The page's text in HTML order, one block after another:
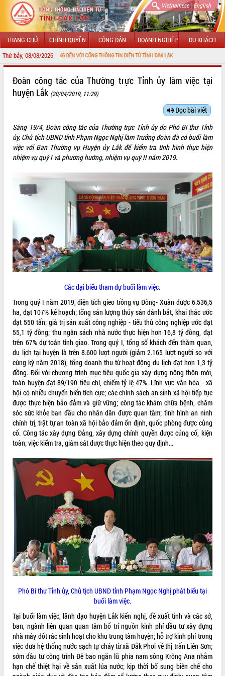
Vietnamese| English
TRANG CHỦ CHÍNH QUYỀN CÔNG DÂN DOANH NGHIỆP DU KHÁCH
Thứ bảy, 08/08/2026
CHÀO MỪNG ĐẾN VỚI CỔNG THÔNG TIN ĐIỆN TỬ TỈNH ĐẮK LẮK
LÃNH ĐẠO UBND TỈNH
SỞ, BAN, NGÀNH
UBND CÁC XÃ, PHƯỜNG
THÔNG TIN CHỈ ĐẠO ĐIỀU HÀNH
HỆ THỐNG VĂN BẢN
ĐIỂM TIN VĂN BẢN
QUY HOẠCH - KẾ HOẠCH
VIDEO
Loading the player...
Khám bệnh, cấp phát thuốc miễn phí
và tặng quà người dân xã Cư Pui
Hội nghị UBND tỉnh Đắk Lắk thường kỳ
Lễ truy tặng danh hiệu “Bà Mẹ Việt
Nam Anh hùng” và trao Huân chương
Lao động
UBND tỉnh Đắk Lắk triển khai nhiệm
vụ 6 tháng cuối năm 2026
Kỳ họp thứ Hai, Hội đồng nhân dân
quan trọng
Bí thư Tỉnh ủy Lương Nguyễn Minh
Triết thăm, tặng quà người có công với
cách mạng
Rà soát, hoàn thiện hệ thống thiết chế
ALBUM ẢNH
Đoàn công tác của Thường trực Tỉnh ủy làm việc tại
huyện Lắk (20/04/2019, 11:29)
Đọc bài viết
Sáng 19/4, Đoàn công tác của Thường trực Tỉnh ủy do Phó Bí thư Tỉnh
ủy, Chủ tịch UBND tỉnh Phạm Ngọc Nghị làm Trưởng đoàn đã có buổi làm
việc với Ban Thường vụ Huyện ủy Lắk để kiểm tra tình hình thực hiện
nhiệm vụ quý I và phương hướng, nhiệm vụ quý II năm 2019.
Các đại biểu tham dự buổi làm việc.
Trong quý I năm 2019, diện tích gieo trồng vụ Đông- Xuân được 6.536,5
ha, đạt 107% kế hoạch; tổng sản lượng thủy sản đánh bắt, khai thác ước
đạt 550 tấn; giá trị sản xuất công nghiệp - tiểu thủ công nghiệp ước đạt
55,1 tỷ đồng; thu ngân sách nhà nước thực hiện hơn 16,8 tỷ đồng, đạt
trên 67% dự toán tỉnh giao. Trong quý I, tổng số khách đến thăm quan,
du lịch tại huyện là trên 8.600 lượt người (giảm 2.165 lượt người so với
cùng kỳ năm 2018), tổng doanh thu từ hoạt động du lịch đạt hơn 1,3 tỷ
đồng. Đối với chương trình mục tiêu quốc gia xây dựng nông thôn mới,
toàn huyện đạt 89/190 tiêu chí, chiếm tỷ lệ 47%. Lĩnh vực văn hóa - xã
hội có nhiều chuyển biến tích cực; các chính sách an sinh xã hội tiếp tục
được thực hiện bảo đảm và giữ vững; công tác khám chữa bệnh, chăm
sóc sức khỏe ban đầu cho nhân dân được quan tâm; tình hình an ninh
chính trị, trật tự an toàn xã hội bảo đảm ổn định, quốc phòng được củng
cố. Công tác xây dựng Đảng, xây dựng chính quyền được củng cố, kiện
toàn; việc kiểm tra, giám sát được thực hiện theo quy định...
Phó Bí thư Tỉnh ủy, Chủ tịch UBND tỉnh Phạm Ngọc Nghị phát biểu tại
buổi làm việc.
Tại buổi làm việc, lãnh đạo huyện Lắk kiến nghị, đề xuất tỉnh và các sở,
ban, ngành liên quan quan tâm bố trí nguồn kinh phí đầu tư xây dựng
nhà máy đốt rác sinh hoạt cho khu trung tâm huyện; hỗ trợ kinh phí trong
việc đưa hệ thống nước sạch tự chảy từ xã Đắk Phơi về thị trấn Liên Sơn;
sớm đầu tư công trình Đê bao ngăn lũ phía nam sông Krông Ana nhằm
hạn chế thiệt hại về sản xuất lúa nước; kịp thời bổ sung biên chế cho